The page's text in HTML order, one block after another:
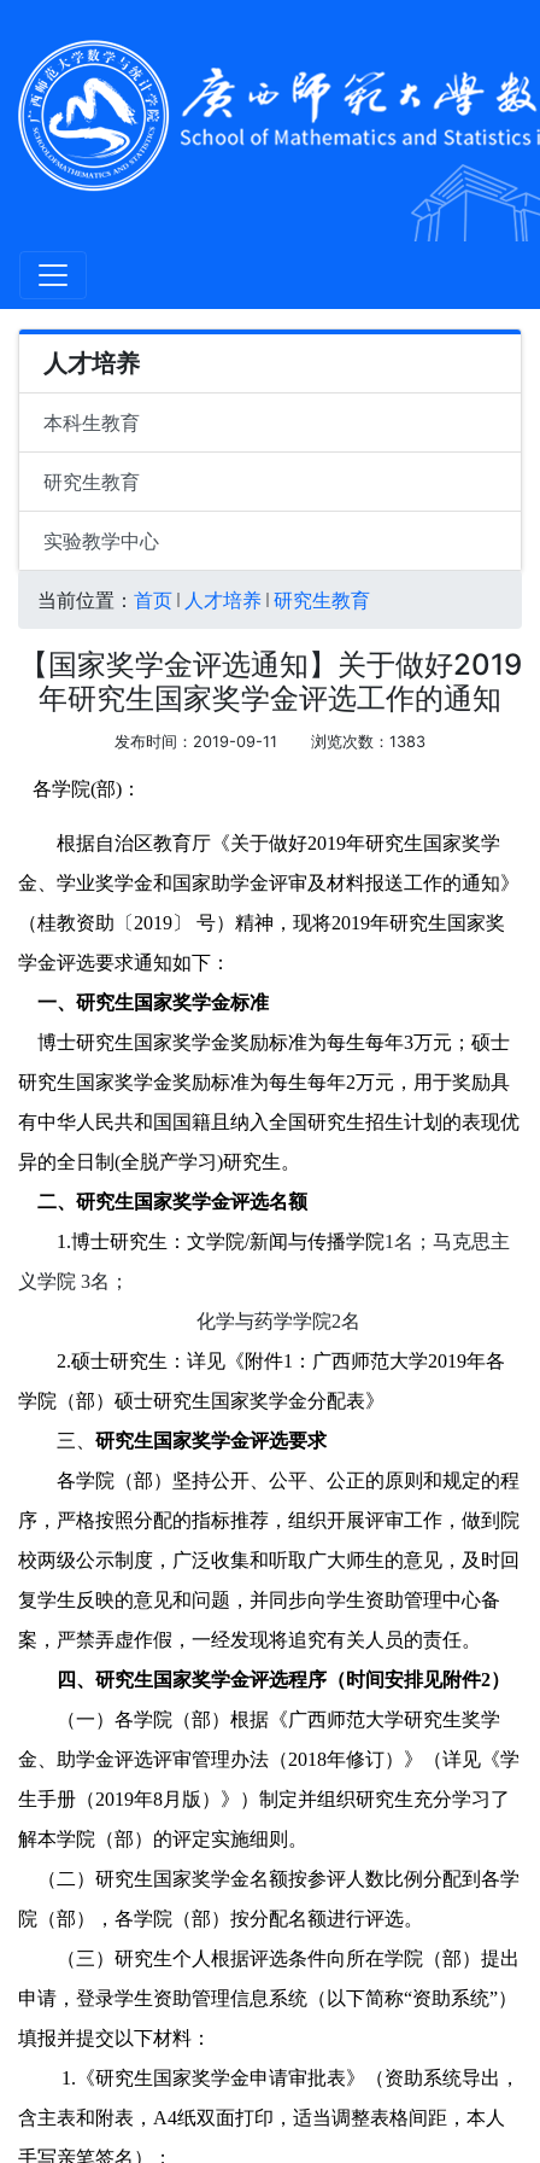
人才培养
本科生教育
研究生教育
实验教学中心
当前位置： 首页 人才培养 研究生教育
【国家奖学金评选通知】关于做好2019
年研究生国家奖学金评选工作的通知
发布时间：2019-09-11 浏览次数： 1383
各学院(部) ：
根据自治区教育厅《关于做好2019年研究生国家奖学
金、学业奖学金和国家助学金评审及材料报送工作的通知》
（桂教资助 〔 2019〕 号） 精神，现将2019年研究生国家奖
学金评选要求通知如下：
一、研究生国家奖学金标准
博士研究生国家奖学金奖励标准为每生每年3万元；硕士
研究生国家奖学金奖励标准为每生每年2万元 ，用于奖励具
有中华人民共和国国籍且纳入全国研究生招生计划的表现优
异的全日制 (全脱产学习)研究生。
二、研究生国家奖学金评选名额
1.博士研究生： 文学院/新闻与传播学院1名 ；马克思主
义学院 3名 ；
化学与药学学院2名
2.硕士研究生：详见 《附件1 ： 广西师范大学2019年各
学院（部）硕士研究生国家奖学金分配表》
三、 研究生国家奖学金评选要求
各学院（部）坚持公开、公平、公正的原则和规定的程
序，严格按照分配的指标推荐，组织开展评审工作，做到院
校两级公示制度，广泛收集和听取广大师生的意见，及时回
复学生反映的意见和问题，并同步向学生资助管理中心备
案 ，严禁弄虚作假，一经发现将追究有关人员的责任。
四、研究生国家奖学金评选程序 （时间安排见附件2）
（一）各学院 （部） 根据《广西师范大学研究生奖学
金、助学金评选评审管理办法（2018年修订） 》
（详见《学
生手册（2019年8月版 ）》） 制定并组织研究生充分学习了
解本学院 （部） 的评定实施细则 。
（二）研究生国家奖学金名额按参评人数比例分配到各学
院 （部） ，各学院 （部） 按分配名额进行评选。
（三） 研究生个人 根据评选条件向所在学院 （部） 提出
申请， 登录学生资助管理信息系统（以下简称“资助系统”）
填报并提交以下材料：
1. 《研究生国家奖学金申请审批表》（资助系统导出，
含主表和附表， A4纸双面打印 ， 适当调整表格间距，本人
手写亲笔签名）；